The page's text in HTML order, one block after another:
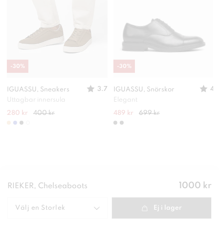
IGUASSU, Sneakers
3.7
Uttagbar innersula
280 kr 400 kr
-30%
IGUASSU, Snörskor
4
Elegant
489 kr 699 kr
-30%
RIEKER, Chelseaboots Pris:
1000 kr
Välj en Storlek Ej i lager